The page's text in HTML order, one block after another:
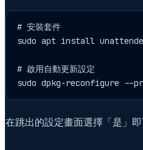
# 安裝套件
sudo apt install
# 啟用自動更新設定
sudo dpkg-reconfigure --
在跳出的設定畫面選擇「是」即